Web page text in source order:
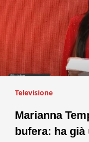
Televisione
Marianna
bufera: ha